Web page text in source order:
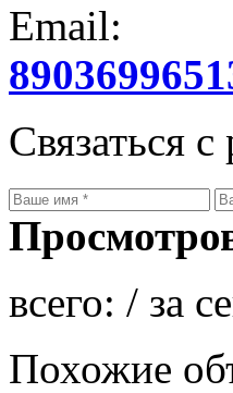
Email:
Связаться
всего: / за
Похожие